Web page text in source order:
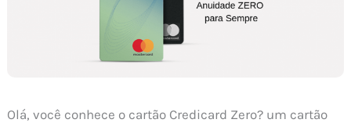
Olá, você conhece o cartão Credicard Zero? um cartão